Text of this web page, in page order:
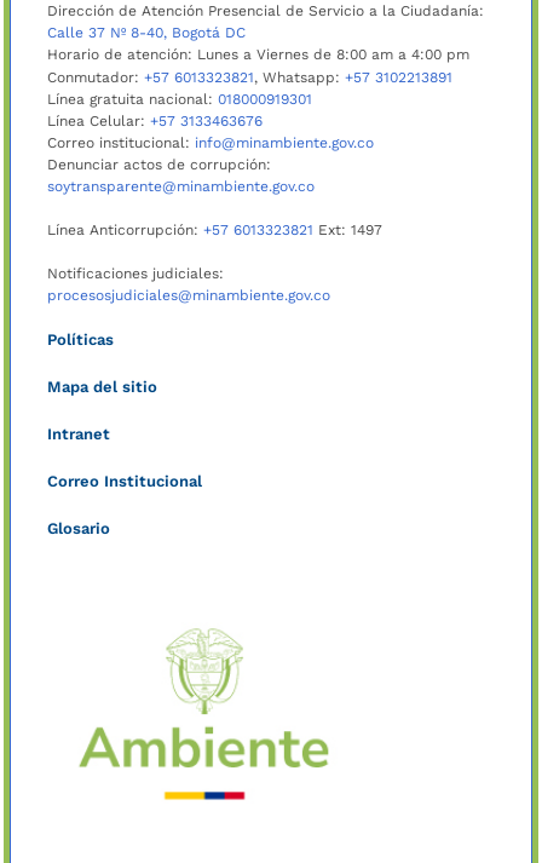
Dirección de Atención Presencial de Servicio a la Ciudadanía:
Calle 37 Nº 8-40, Bogotá DC
Horario de atención: Lunes a Viernes de 8:00 am a 4:00 pm
Conmutador: +57 6013323821, Whatsapp: +57 3102213891
Línea gratuita nacional: 018000919301
Línea Celular: +57 3133463676
Correo institucional: info@minambiente.gov.co
Denunciar actos de corrupción:
soytransparente@minambiente.gov.co
Línea Anticorrupción: +57 6013323821 Ext: 1497
Notificaciones judiciales:
procesosjudiciales@minambiente.gov.co
Políticas
Mapa del sitio
Intranet
Correo Institucional
Glosario